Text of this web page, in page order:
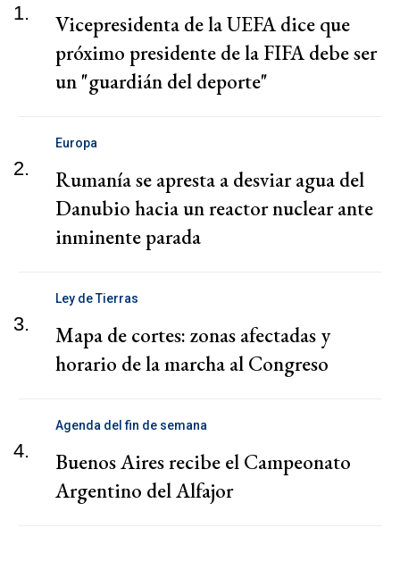
1.
Vicepresidenta de la UEFA dice que
próximo presidente de la FIFA debe ser
un "guardián del deporte"
2.
Europa
Rumanía se apresta a desviar agua del
Danubio hacia un reactor nuclear ante
inminente parada
3.
Ley de Tierras
Mapa de cortes: zonas afectadas y
horario de la marcha al Congreso
4.
Agenda del fin de semana
Buenos Aires recibe el Campeonato
Argentino del Alfajor